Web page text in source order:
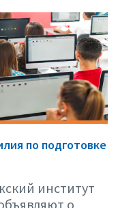
по подготовке
институт
о